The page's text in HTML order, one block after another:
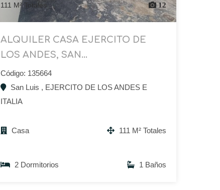
111 M² Totales 12
ALQUILER CASA EJERCITO DE
LOS ANDES, SAN...
Código: 135664
San Luis , EJERCITO DE LOS ANDES E
ITALIA
Casa 111 M² Totales
2 Dormitorios 1 Baños